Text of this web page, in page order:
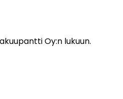
Oy:n lukuun.